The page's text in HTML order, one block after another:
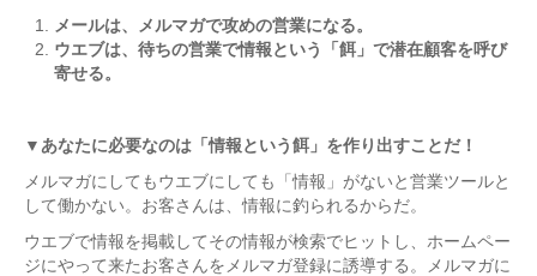
メールは、メルマガで攻めの営業になる。
ウエブは、待ちの営業で情報という「餌」で潜在顧客を呼び
寄せる。
▼あなたに必要なのは「情報という餌」を作り出すことだ！
メルマガにしてもウエブにしても「情報」がないと営業ツールと
して働かない。お客さんは、情報に釣られるからだ。
ウエブで情報を掲載してその情報が検索でヒットし、ホームペー
ジにやって来たお客さんをメルマガ登録に誘導する。メルマガに